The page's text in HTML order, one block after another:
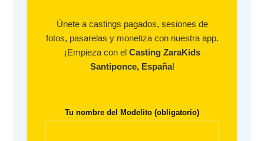
Únete a castings pagados, sesiones de
fotos, pasarelas y monetiza con nuestra app.
¡Empieza con el Casting ZaraKids
Santiponce, España!
Tu nombre del Modelito (obligatorio)